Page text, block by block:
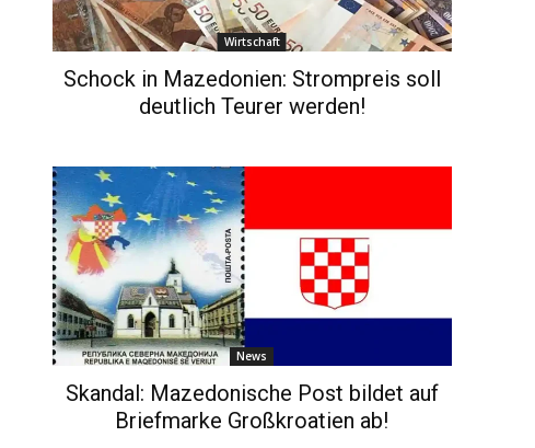
Wirtschaft
Schock in Mazedonien: Strompreis soll
deutlich Teurer werden!
News
Skandal: Mazedonische Post bildet auf
Briefmarke Großkroatien ab!